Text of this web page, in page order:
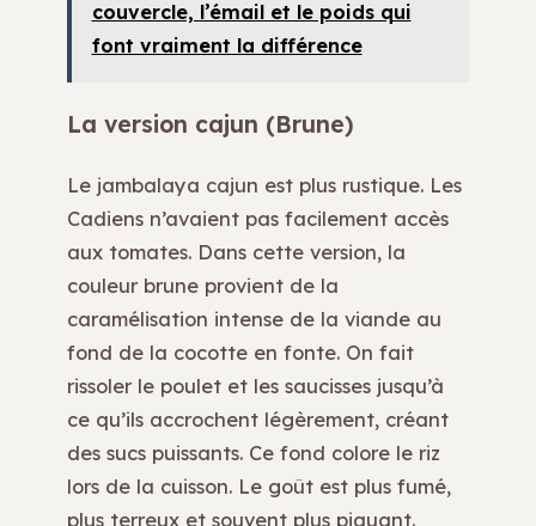
couvercle, l’émail et le poids qui
font vraiment la différence
La version cajun (Brune)
Le jambalaya cajun est plus rustique. Les
Cadiens n’avaient pas facilement accès
aux tomates. Dans cette version, la
couleur brune provient de la
caramélisation intense de la viande au
fond de la cocotte en fonte. On fait
rissoler le poulet et les saucisses jusqu’à
ce qu’ils accrochent légèrement, créant
des sucs puissants. Ce fond colore le riz
lors de la cuisson. Le goût est plus fumé,
plus terreux et souvent plus piquant.